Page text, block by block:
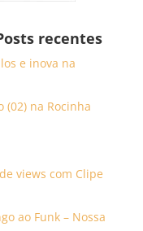
recentes
e inova na
(02) na Rocinha
views com Clipe
ao Funk – Nossa